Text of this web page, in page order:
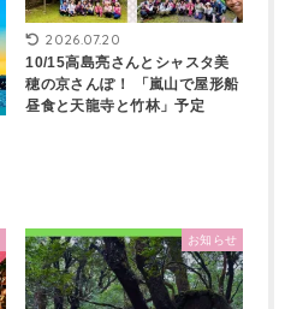
2026.07.20
10/15高島亮さんとシャスタ美
穂の京さんぽ！ 「嵐山で屋形船
昼食と天龍寺と竹林」予定
お知らせ